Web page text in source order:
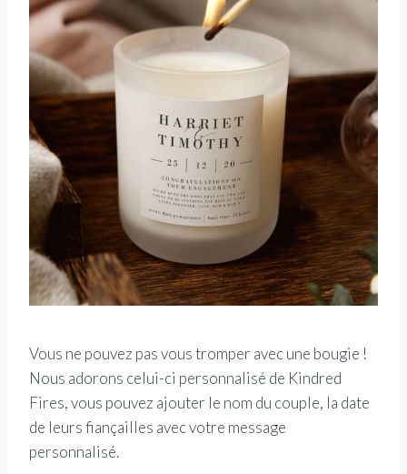
Vous ne pouvez pas vous tromper avec une bougie !
Nous adorons celui-ci personnalisé de Kindred
Fires, vous pouvez ajouter le nom du couple, la date
de leurs fiançailles avec votre message
personnalisé.